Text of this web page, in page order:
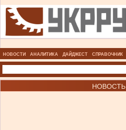
НОВОСТИ АНАЛИТИКА ДАЙДЖЕСТ СПРАВОЧНИК
НОВОСТЬ